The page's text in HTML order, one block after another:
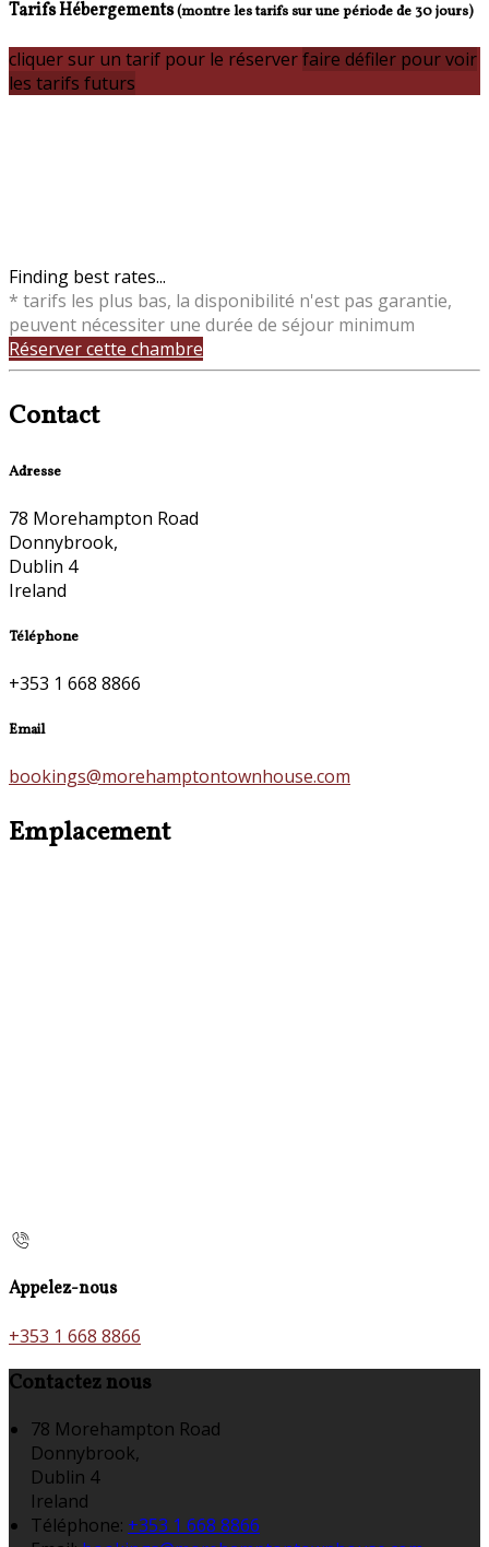
Tarifs Hébergements(montre les tarifs sur une période de 30 jours)
cliquer sur un tarif pour le réserverfaire défiler pour voir
les tarifs futurs
Finding best rates...
* tarifs les plus bas, la disponibilité n'est pas garantie,
peuvent nécessiter une durée de séjour minimum
Réserver cette chambre
Contact
Adresse
78 Morehampton Road
Donnybrook,
Dublin 4
Ireland
Téléphone
+353 1 668 8866
Email
bookings@morehamptontownhouse.com
Emplacement
Appelez-nous
+353 1 668 8866
Contactez nous
78 Morehampton Road
Donnybrook,
Dublin 4
Ireland
Téléphone: +353 1 668 8866